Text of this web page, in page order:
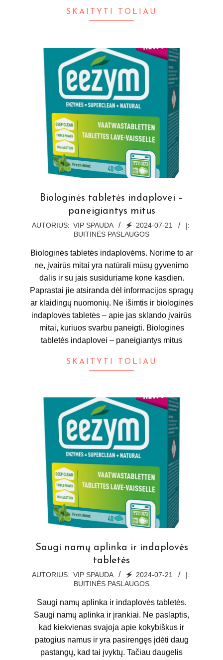
SKAITYTI TOLIAU
Biologinės tabletės indaplovei –
paneigiantys mitus
2024-
21
AUTORIUS: VIP SPAUDA 🗲 2024-07-21
Į:
BUITINĖS PASLAUGOS
Biologinės tabletės indaplovėms. Norime to ar
ne, įvairūs mitai yra natūrali mūsų gyvenimo
dalis ir su jais susiduriame kone kasdien.
Paprastai jie atsiranda dėl informacijos spragų
ar klaidingų nuomonių. Ne išimtis ir biologinės
indaplovės tabletės – apie jas sklando įvairūs
mitai, kuriuos svarbu paneigti. Biologinės
tabletės indaplovei – paneigiantys mitus
SKAITYTI TOLIAU
Saugi namų aplinka ir indaplovės
tabletės
2024-
21
AUTORIUS: VIP SPAUDA 🗲 2024-07-21
Į:
BUITINĖS PASLAUGOS
Saugi namų aplinka ir indaplovės tabletės.
Saugi namų aplinka ir įrankiai. Ne paslaptis,
kad kiekvienas svajoja apie kokybiškus ir
patogius namus ir yra pasirengęs įdėti daug
pastangų, kad tai įvyktų. Tačiau daugelis